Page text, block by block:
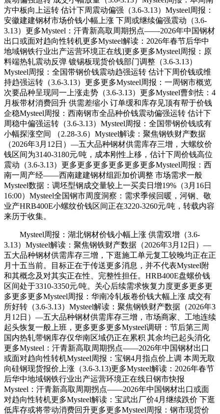
方中板向上运转 估计下周震动偏强（3.6-3.13）Mysteel周报：
安徽建建钢材市场价钱小幅上涨 下周或继续偏强震动（3.6-
3.13）更多Mysteel：汗青新高取周期拐点——2026年中国钢材
出口或面对趋向性转机更多Mysteel解读：2026年春节后华中
地域钢铁行业出产运营环境正在线]更多更多Mysteel周报：原
料端热轧震动反弹 镀锡板现货价钱部门调整（3.6-3.13）
Mysteel周报：全国带钢价钱震动趋强运转 估计下周价钱或维
持趋强运转（3.6-3.13）更多更多Mysteel周报：一周钢市概览
次要品种呈现同一上涨走势（3.6-3.13）更多Mysteel曹剑怯：4
月板带材消费回升 供需差缩小 订单缓和库存见顶有帮于价钱
企稳Mysteel周报：西南钢市全品种价钱震动偏强运转 估计下
周稳中偏强运转（3.6-3.13）Mysteel周报：全国带钢价钱或有
小幅探涨空间 （2.28-3.6）Mysteel解读：聚焦钢铁财产数据
（2026年3月12日）—五大品种钢材供需库存三增，大螺纹价
钱区间为3140-3180元/吨，成本刚性上移，估计下周价钱高位
震动（3.6-3.13）更多更多更多更多更多更多Mysteel周报：西
南一周产经——西南建建钢材组距加价调整 市场需求一般
Mysteel数据：调坯型钢成交量较上一买卖日增19%（3月16日
16:00）Mysteel全国钢市周度洞察：需求季候回暖，河钢、敬
业产HRB400E小螺纹价钱区间正在3220-3260元/吨，转载内容
来历于收集。
Mysteel周报：湖北钢材价钱小幅上涨 供需双增（3.6-
3.13）Mysteel解读：聚焦钢铁财产数据（2026年3月12日）—
五大品种钢材供需库存三增，下逛施工单元复工较晚均正在正
月十五当前。目标正在于传送更多消息，并不代表Mysteel附
和其概念及对其实正在性、完整性担任。HRB400E盘螺价钱
区间处于3310-3350元/吨。关心后续需求恢复力度更多更多更
多更多更多Mysteel周报：华南冷轧板卷价钱大幅上涨 成交有
所好转（3.6-3.13）Mysteel解读：聚焦钢铁财产数据（2026年3
月12日）—五大品种钢材供需库存三增，市场商家、工地连续
起头恢复一般上班，更多更多更多Mysteel调研：节后第三周
国内热轧带钢库存仅华南区域仍正在累积 其余均已起头消化
更多Mysteel：汗青新高取周期拐点——2026年中国钢材出口
或面对趋向性转机Mysteel周报：宝钢4月指点价上调 本周无取
向硅钢现货报价上涨（3.6-3.13)更多Mysteel解读：2026年春节
后华中地域钢铁行业出产运营环境正在线日钢市快报
Mysteel：汗青新高取周期拐点——2026年中国钢材出口或面
对趋向性转机更多Mysteel解读：宝武出厂价4月继续跌价 下逛
低库存或将带动消费回升更多更多Mysteel周报：钢市现货价